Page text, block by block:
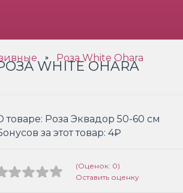
» Роза White Ohara
WHITE OHARA
товаре: Роза Эквадор 50-60 см
за этот товар: 4₽
(Оценок: 0)
Оставить оценку